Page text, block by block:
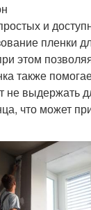
и
пленки
этом
также
не выдержать
что может